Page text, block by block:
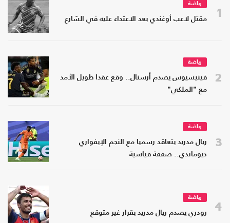
1
رياضة
مقتل لاعب أوغندي بعد الاعتداء عليه في الشارع
2
رياضة
فينيسيوس يصدم أرسنال.. وقع عقدا طويل الأمد
مع "الملكي"
3
رياضة
ريال مدريد يتعاقد رسميا مع النجم الإيفواري
ديوماندي.. صفقة قياسية
4
رياضة
رودري يصدم ريال مدريد بقرار غير متوقع